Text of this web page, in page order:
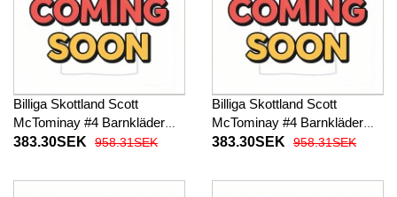
Billiga Skottland Scott
McTominay #4 Barnkläder
Hemma fotbollskläder till
Korta byxor)
383.30SEK 958.31SEK
Billiga Skottland Scott
McTominay #4 Barnkläder
Borta fotbollskläder till baby
byxor)
383.30SEK 958.31SEK